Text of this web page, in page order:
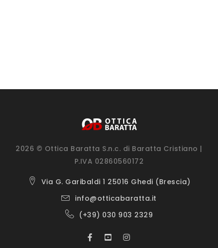
2026 © Ottica Baratta S.n.c. di Baratta Cristiano |
P.IVA 02860560172
Via G. Garibaldi 1 25016 Ghedi (Brescia)
info@otticabaratta.it
(+39) 030 903 2329